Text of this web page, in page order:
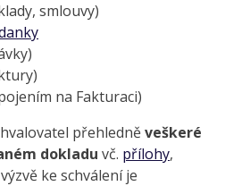
smlouvy)
na Fakturaci)
přehledněveškeré
dokladu vč. přílohy,
ke schválení je